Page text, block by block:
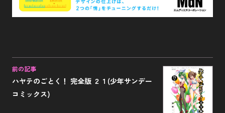
前の記事
ハヤテのごとく！ 完全版 ２１(少年サンデー
コミックス)